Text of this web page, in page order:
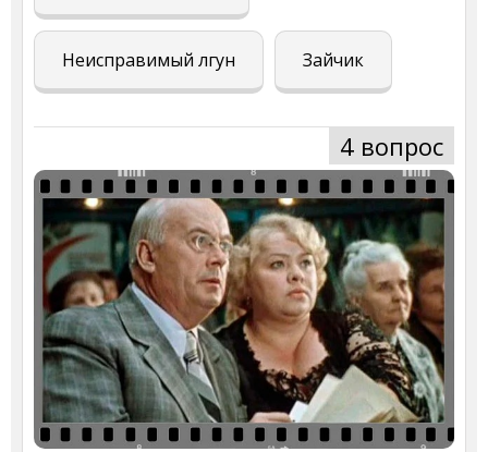
Неисправимый лгун Зайчик
4 вопрос